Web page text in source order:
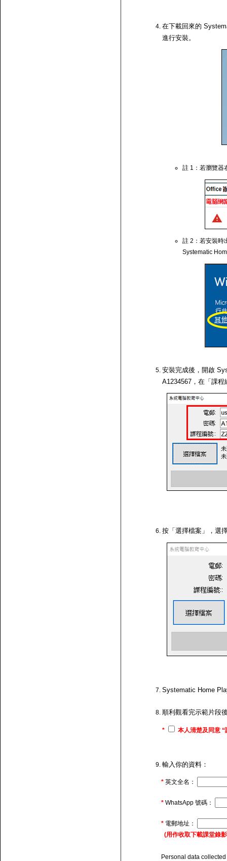
在下載回來的
進行安裝。
註 1：若瀏覽器
註 2：若安裝時
Systematic
安裝完成後，開啟
A1234567，在「課
按「選擇檔案」，選
Systematic Home
順利觀看完示範片段
* 本人清楚及同意
輸入你的資料：
* 英文全名：
* WhatsApp 號碼：
* 電郵地址：
(用作收取下載課堂錄
Personal data